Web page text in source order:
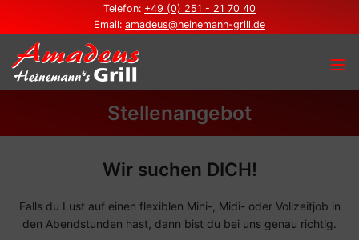
Telefon: +49 (0) 251 - 21 70 40
Email: amadeus@heinemann-grill.de
Stellenangebot
Wir suchen DICH!
Falls du Lust auf einen flexiblen Mini-, Midi- oder Vollzeitjob in
den Abendstunden hast, dann bist du bei uns genau richtig.